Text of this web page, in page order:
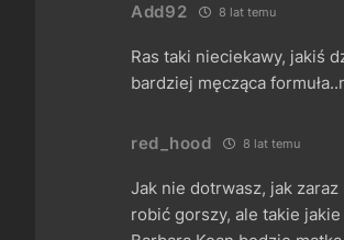
Add92 8 lat temu
Ras taki nieciekawy, jakiś
bardziej męcząca
red_hood 8 lat temu
Jak nie dotrwasz, jak
robić gorszy, ale takie